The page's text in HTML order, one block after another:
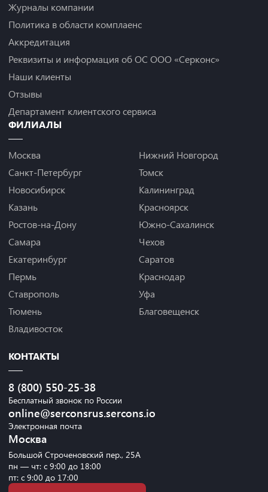
Журналы компании
Политика в области комплаенс
Аккредитация
Реквизиты и информация об ОС ООО «Серконс»
Наши клиенты
Отзывы
Департамент клиентского сервиса
ФИЛИАЛЫ
Москва
Санкт-Петербург
Новосибирск
Казань
Ростов-на-Дону
Самара
Екатеринбург
Пермь
Ставрополь
Тюмень
Владивосток
Нижний Новгород
Томск
Калининград
Красноярск
Южно-Сахалинск
Чехов
Саратов
Краснодар
Уфа
Благовещенск
КОНТАКТЫ
8 (800) 550-25-38
Бесплатный звонок по России
online@serconsrus.sercons.io
Электронная почта
Москва
Большой Строченовский пер., 25А
пн — чт: с 9:00 до 18:00
пт: с 9:00 до 17:00